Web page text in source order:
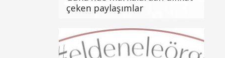
çeken paylaşımlar